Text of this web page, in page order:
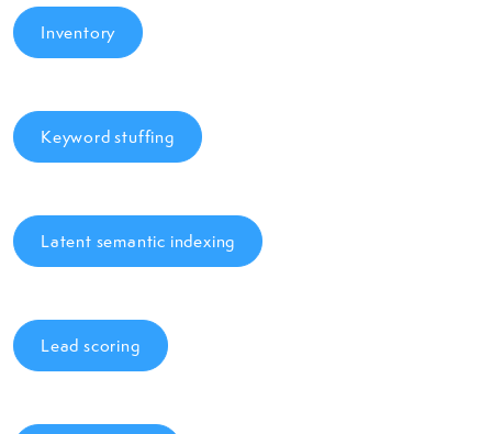
Inventory
Keyword stuffing
Latent semantic indexing
Lead scoring